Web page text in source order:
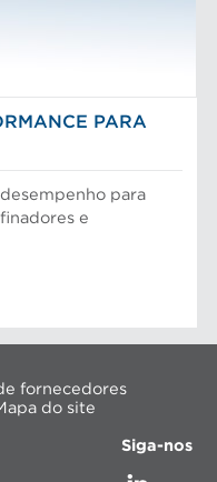
PARA
para
e
fornecedores
do site
Siga-nos